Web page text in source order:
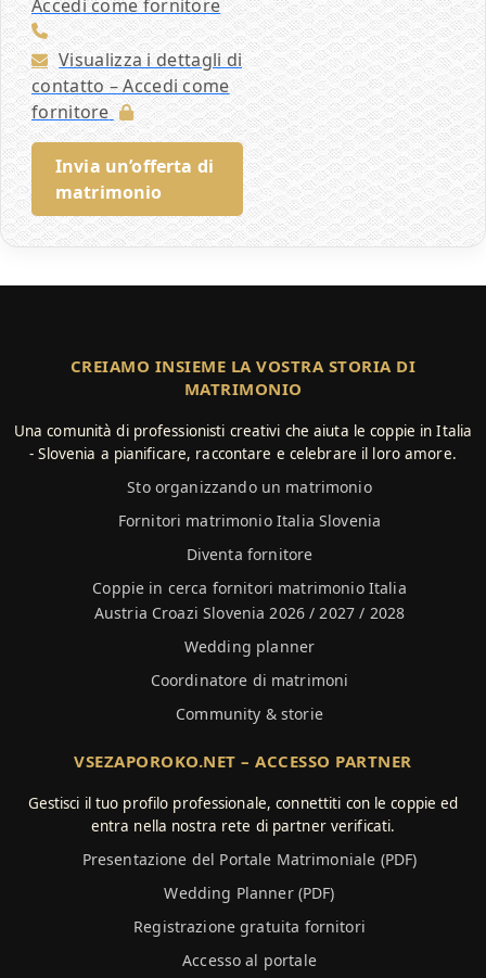
Accedi come fornitore
Visualizza i dettagli di
contatto – Accedi come
fornitore
Invia un’offerta di
matrimonio
CREIAMO INSIEME LA VOSTRA STORIA DI
MATRIMONIO
Una comunità di professionisti creativi che aiuta le coppie in Italia
- Slovenia a pianificare, raccontare e celebrare il loro amore.
Sto organizzando un matrimonio
Fornitori matrimonio Italia Slovenia
Diventa fornitore
Coppie in cerca fornitori matrimonio Italia
Austria Croazi Slovenia 2026 / 2027 / 2028
Wedding planner
Coordinatore di matrimoni
Community & storie
VSEZAPOROKO.NET – ACCESSO PARTNER
Gestisci il tuo profilo professionale, connettiti con le coppie ed
entra nella nostra rete di partner verificati.
Presentazione del Portale Matrimoniale (PDF)
Wedding Planner (PDF)
Registrazione gratuita fornitori
Accesso al portale